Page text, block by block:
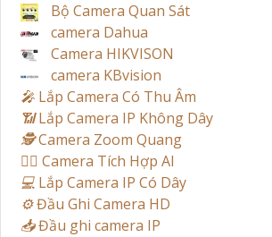
Bộ Camera Quan Sát
camera Dahua
Camera HIKVISON
camera KBvision
️🎤️ Lắp Camera Có Thu Âm
📶Lắp Camera IP Không Dây
🕵️Camera Zoom Quang
🧛‍♀️ Camera Tích Hợp AI
💻 Lắp Camera IP Có Dây
⚙️Đầu Ghi Camera HD
📥Đầu ghi camera IP